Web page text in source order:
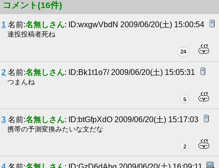
コメント(16件)
1 名前:名無しさん: ID:wxgwVbdN 2009/06/20(土) 15:00:54
連投投稿者死ね
24
2 名前:名無しさん: ID:Bk1t1o7/ 2009/06/20(土) 15:05:31
つまんね
5
3 名前:名無しさん: ID:btGfpXdO 2009/06/20(土) 15:17:03
携帯の予測変換みたいな文だな
2